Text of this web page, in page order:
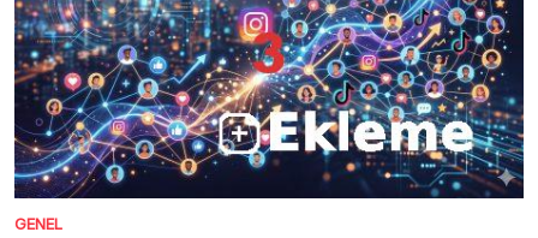
GENEL